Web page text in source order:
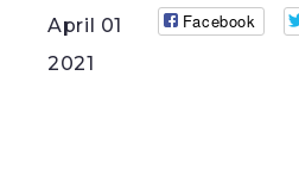
Facebook
April 01
2021